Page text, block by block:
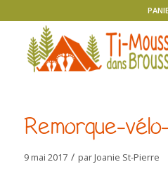
Remorque-
9 mai 2017 / parJoanie St-Pierre